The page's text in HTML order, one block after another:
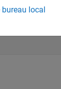
local